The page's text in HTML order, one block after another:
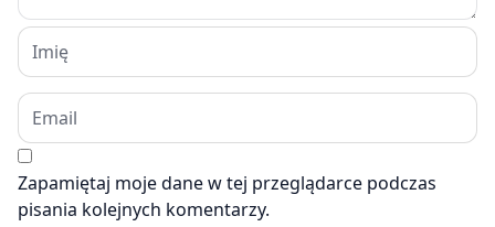
Zapamiętaj moje dane w tej przeglądarce podczas
pisania kolejnych komentarzy.